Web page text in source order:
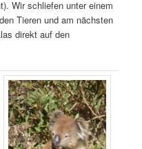
Wir schliefen unter einem
Tieren und am nächsten
direkt auf den